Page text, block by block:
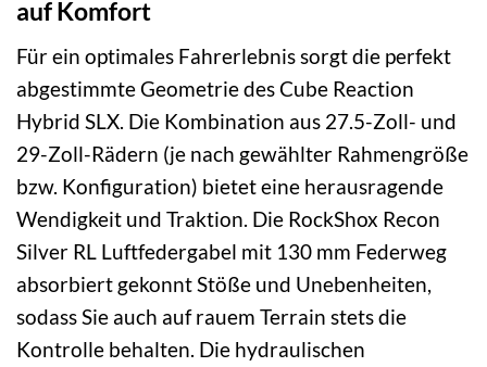
auf Komfort
Für ein optimales Fahrerlebnis sorgt die perfekt
abgestimmte Geometrie des Cube Reaction
Hybrid SLX. Die Kombination aus 27.5-Zoll- und
29-Zoll-Rädern (je nach gewählter Rahmengröße
bzw. Konfiguration) bietet eine herausragende
Wendigkeit und Traktion. Die RockShox Recon
Silver RL Luftfedergabel mit 130 mm Federweg
absorbiert gekonnt Stöße und Unebenheiten,
sodass Sie auch auf rauem Terrain stets die
Kontrolle behalten. Die hydraulischen